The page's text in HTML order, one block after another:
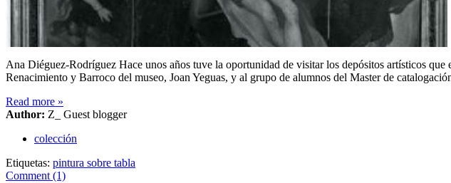
Ana Diéguez-Rodríguez Hace unos años tuve la oportunidad de visitar los depósitos artísticos
Renacimiento y Barroco del museo, Joan Yeguas, y al grupo de alumnos del Master de
Read more »
Author: Z_ Guest blogger
colección
Etiquetas: pintura sobre tabla
Comment (1)